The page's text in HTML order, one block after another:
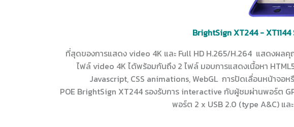
BrightSign XT244 -
ที่สุดของการแสดง video 4K และ Full HD H.265/H.264 แสดงผล
ไฟล์ video 4K ได้พร้อมกันถึง 2 ไฟล์ มอบการแสดงเนื้อหา
Javascript, CSS animations, WebGL การปัดเลื่อนหน้าจ
POE BrightSign XT244 รองรับการ interactive กับผู้ชมผ่านพอร์ต
พอร์ต 2 x USB 2.0 (type A&C) แ